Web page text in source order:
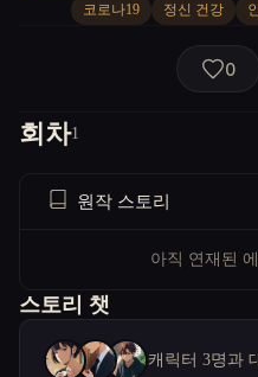
코로나19 정신 건강
0
회차1
원작 스토리
아직 연재된
스토리 챗
캐릭터 3명과